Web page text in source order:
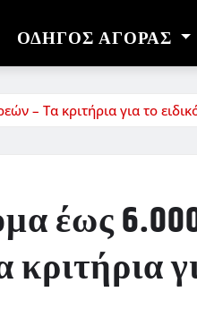
ΟΔΗΓΌΣ ΑΓΟΡΆΣ
– Τα κριτήρια για το
έως